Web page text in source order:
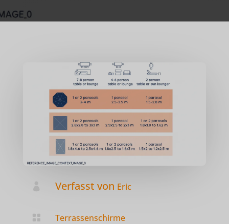
Verfasst von Eric
 Terrassenschirme